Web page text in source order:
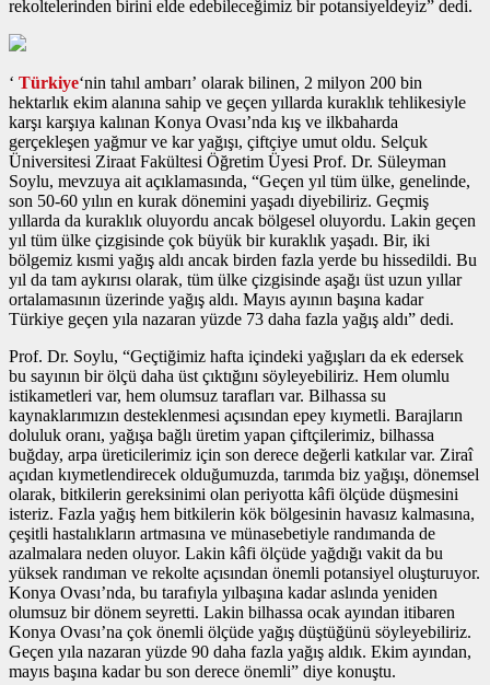
rekoltelerinden birini elde edebileceğimiz bir potansiyeldeyiz” dedi.
‘ Türkiye‘nin tahıl ambarı’ olarak bilinen, 2 milyon 200 bin
hektarlık ekim alanına sahip ve geçen yıllarda kuraklık tehlikesiyle
karşı karşıya kalınan Konya Ovası’nda kış ve ilkbaharda
gerçekleşen yağmur ve kar yağışı, çiftçiye umut oldu. Selçuk
Üniversitesi Ziraat Fakültesi Öğretim Üyesi Prof. Dr. Süleyman
Soylu, mevzuya ait açıklamasında, “Geçen yıl tüm ülke, genelinde,
son 50-60 yılın en kurak dönemini yaşadı diyebiliriz. Geçmiş
yıllarda da kuraklık oluyordu ancak bölgesel oluyordu. Lakin geçen
yıl tüm ülke çizgisinde çok büyük bir kuraklık yaşadı. Bir, iki
bölgemiz kısmi yağış aldı ancak birden fazla yerde bu hissedildi. Bu
yıl da tam aykırısı olarak, tüm ülke çizgisinde aşağı üst uzun yıllar
ortalamasının üzerinde yağış aldı. Mayıs ayının başına kadar
Türkiye geçen yıla nazaran yüzde 73 daha fazla yağış aldı” dedi.
Prof. Dr. Soylu, “Geçtiğimiz hafta içindeki yağışları da ek edersek
bu sayının bir ölçü daha üst çıktığını söyleyebiliriz. Hem olumlu
istikametleri var, hem olumsuz tarafları var. Bilhassa su
kaynaklarımızın desteklenmesi açısından epey kıymetli. Barajların
doluluk oranı, yağışa bağlı üretim yapan çiftçilerimiz, bilhassa
buğday, arpa üreticilerimiz için son derece değerli katkılar var. Ziraî
açıdan kıymetlendirecek olduğumuzda, tarımda biz yağışı, dönemsel
olarak, bitkilerin gereksinimi olan periyotta kâfi ölçüde düşmesini
isteriz. Fazla yağış hem bitkilerin kök bölgesinin havasız kalmasına,
çeşitli hastalıkların artmasına ve münasebetiyle randımanda de
azalmalara neden oluyor. Lakin kâfi ölçüde yağdığı vakit da bu
yüksek randıman ve rekolte açısından önemli potansiyel oluşturuyor.
Konya Ovası’nda, bu tarafıyla yılbaşına kadar aslında yeniden
olumsuz bir dönem seyretti. Lakin bilhassa ocak ayından itibaren
Konya Ovası’na çok önemli ölçüde yağış düştüğünü söyleyebiliriz.
Geçen yıla nazaran yüzde 90 daha fazla yağış aldık. Ekim ayından,
mayıs başına kadar bu son derece önemli” diye konuştu.